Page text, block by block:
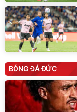
BÓNG ĐÁ ĐỨC